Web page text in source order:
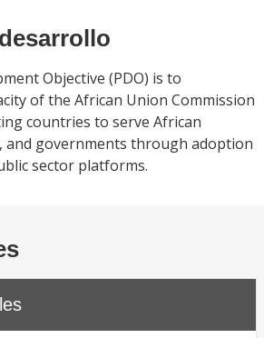
Objective (PDO) is to
of the African Union Commission
countries to serve African
and governments through adoption
sector platforms.